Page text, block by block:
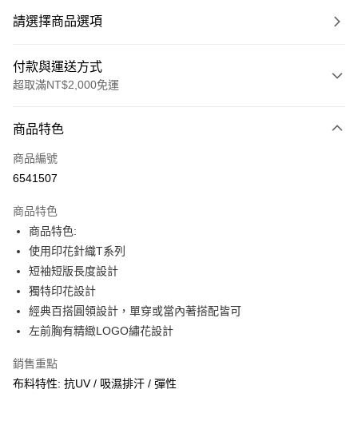
請選擇商品選項
付款與運送方式
超取滿NT$2,000免運
信用卡一次付款
信用卡分期付款
合作金庫商業銀行
華南商業銀行
上海商業儲蓄銀行
國泰世華商業銀行
臺灣中小企業銀行
匯豐（台灣）商業銀行
華泰商業銀行
聯邦商業銀行
遠東國際商業銀行
元大商業銀行
台新國際商業銀行
台灣樂天信用卡公司
超商取貨付款
LINE Pay
Apple Pay
街口支付
AFTEE先享後付
相關說明
商品特色
商品編號
6541507
商品特色
商品特色:
使用印花針織T系列
短袖短版長度設計
獨特印花設計
經典百搭圓領設計，單穿或當內著搭配皆可
左前胸有精緻LOGO繡花設計
銷售重點
布料特性: 抗UV / 吸濕排汗 / 彈性